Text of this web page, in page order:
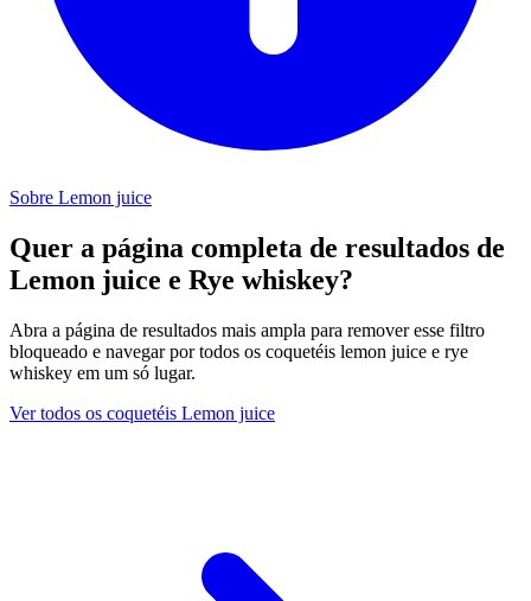
Sobre Lemon juice
Quer a página completa de resultados de
Lemon juice e Rye whiskey?
Abra a página de resultados mais ampla para remover esse filtro
bloqueado e navegar por todos os coquetéis lemon juice e rye
whiskey em um só lugar.
Ver todos os coquetéis Lemon juice